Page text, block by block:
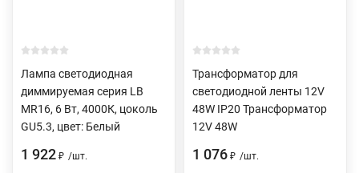
Лампа светодиодная
диммируемая серия LB
MR16, 6 Вт, 4000К, цоколь
GU5.3, цвет: Белый
1 922 ₽ /шт.
Трансформатор для
светодиодной ленты 12V
48W IP20 Трансформатор
12V 48W
1 076 ₽ /шт.